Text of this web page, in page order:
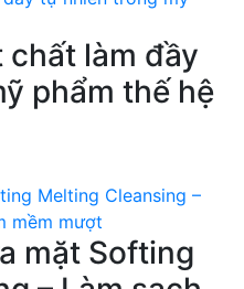
chất làm đầy
phẩm thế hệ
mặt Softing